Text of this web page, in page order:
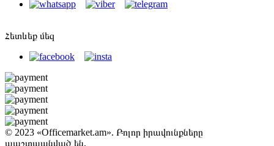
Հետևեք մեզ
© 2023 «Officemarket.am». Բոլոր իրավունքները
պաշտպանված են.